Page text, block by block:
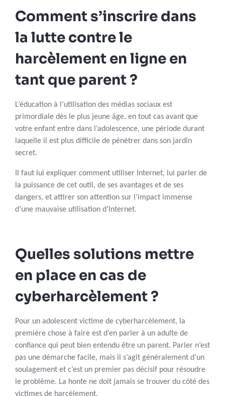
Comment s’inscrire dans
la lutte contre le
harcèlement en ligne en
tant que parent ?
L’éducation à l’utilisation des médias sociaux est
primordiale dès le plus jeune âge, en tout cas avant que
votre enfant entre dans l’adolescence, une période durant
laquelle il est plus difficile de pénétrer dans son jardin
secret.
Il faut lui expliquer comment utiliser Internet, lui parler de
la puissance de cet outil, de ses avantages et de ses
dangers, et attirer son attention sur l’impact immense
d’une mauvaise utilisation d’Internet.
Quelles solutions mettre
en place en cas de
cyberharcèlement ?
Pour un adolescent victime de cyberharcèlement, la
première chose à faire est d’en parler à un adulte de
confiance qui peut bien entendu être un parent. Parler n’est
pas une démarche facile, mais il s’agit généralement d’un
soulagement et c’est un premier pas décisif pour résoudre
le problème. La honte ne doit jamais se trouver du côté des
victimes de harcèlement.